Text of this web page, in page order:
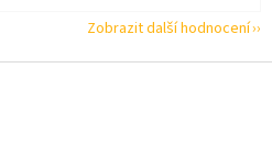
Zobrazit další hodnocení